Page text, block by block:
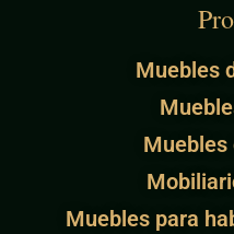
Muebles
Muebles
Muebles para